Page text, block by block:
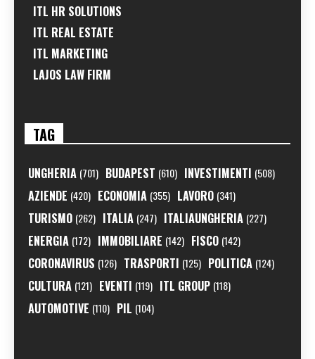
ITL HR SOLUTIONS
ITL REAL ESTATE
ITL MARKETING
LAJOS LAW FIRM
TAG
UNGHERIA (701) BUDAPEST (610) INVESTIMENTI (508)
AZIENDE (420) ECONOMIA (355) LAVORO (341)
TURISMO (262) ITALIA (247) ITALIAUNGHERIA (227)
ENERGIA (172) IMMOBILIARE (142) FISCO (142)
CORONAVIRUS (126) TRASPORTI (125) POLITICA (124)
CULTURA (121) EVENTI (119) ITL GROUP (118)
AUTOMOTIVE (110) PIL (104)